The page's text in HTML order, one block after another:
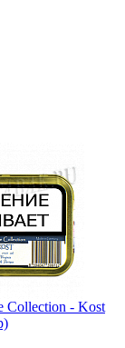
Collection - Kost